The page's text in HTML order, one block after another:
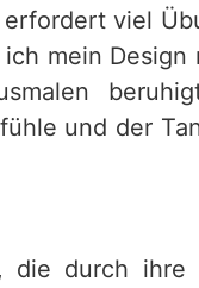
viel
mein Design
und der
die durch ihre